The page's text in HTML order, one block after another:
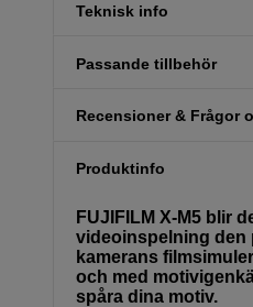
Teknisk info
Passande tillbehör
Recensioner & Frågor
Produktinfo
FUJIFILM X-M5 blir
videoinspelning den
kamerans
och med
spåra dina motiv.